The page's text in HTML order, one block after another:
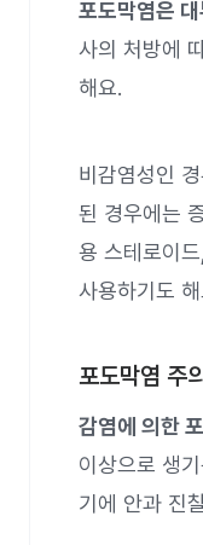
포도막염은
사의 처방에
해요.
비감염성인
된 경우에는
용 스테로이
사용하기도
포도막염 주
감염에 의한
이상으로 생
기에 안과 진